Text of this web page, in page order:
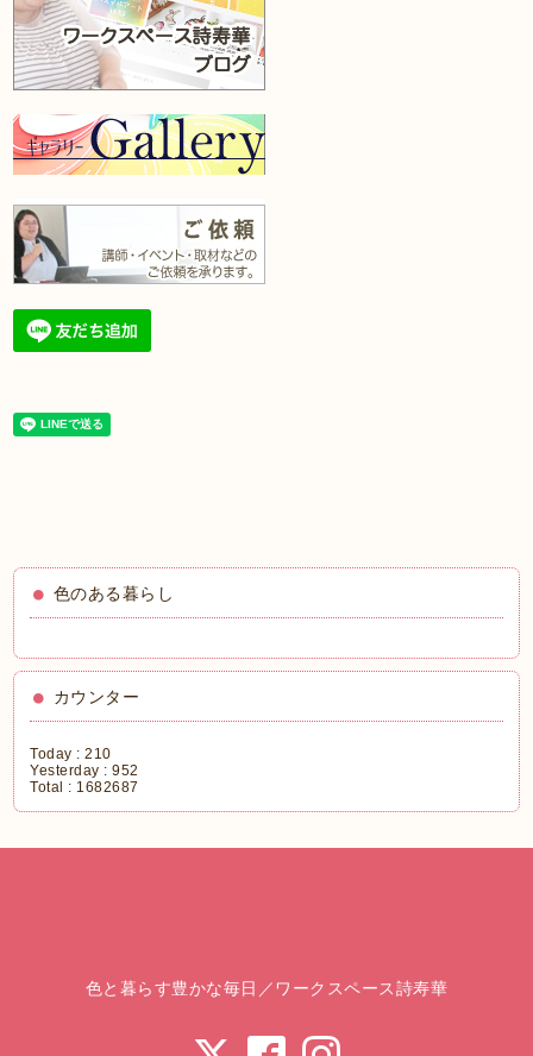
色のある暮らし
カウンター
Today :210
Yesterday :952
Total : 1682687
色と暮らす豊かな毎日／ワークスペース詩寿華